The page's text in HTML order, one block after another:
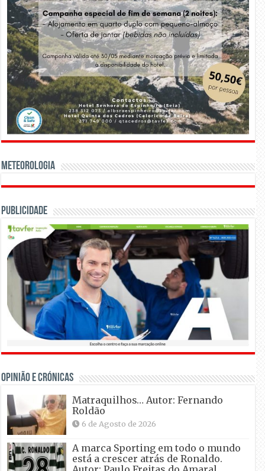
Meteorologia
Publicidade
OPINIÃO E CRÓNICAS
Matraquilhos… Autor: Fernando
Roldão
6 de Agosto de 2026
A marca Sporting em todo o mundo
está a crescer atrás de Ronaldo.